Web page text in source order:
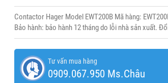
Contactor Hager Model EWT200B Mã hàng:
Bảo hành: bảo hành 12 tháng do lỗi nhà sản xuất.
Tư vấn mua hàng
0909.067.950 Ms.Châu